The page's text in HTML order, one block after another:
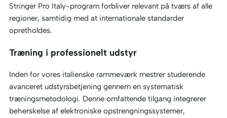
Stringer Pro Italy-program forbliver relevant på tværs af alle
regioner, samtidig med at internationale standarder
opretholdes.
Træning i professionelt udstyr
Inden for vores italienske rammeværk mestrer studerende
avanceret udstyrsbetjening gennem en systematisk
træningsmetodologi. Denne omfattende tilgang integrerer
beherskelse af elektroniske opstrengningssystemer,